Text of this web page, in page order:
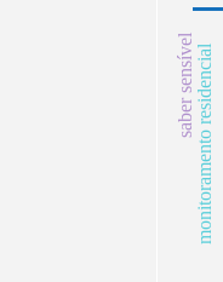
monitoramento residencial
saber sensível